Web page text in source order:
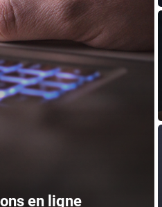
en ligne